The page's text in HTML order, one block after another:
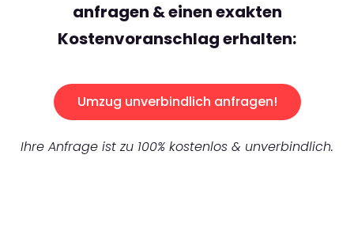
anfragen & einen exakten
Kostenvoranschlag erhalten:
Umzug unverbindlich anfragen!
Ihre Anfrage ist zu 100% kostenlos & unverbindlich.